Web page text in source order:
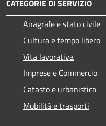
CATEGORIE DI SERVIZIO
Anagrafe e stato civile
Cultura e tempo libero
Vita lavorativa
Imprese e Commercio
Catasto e urbanistica
Mobilità e trasporti